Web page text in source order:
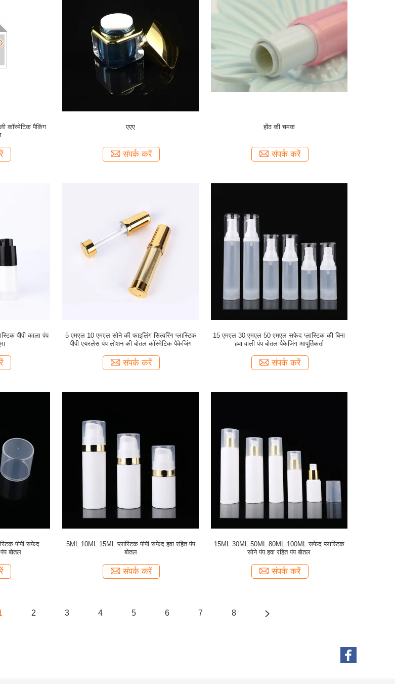
कॉस्मेटिक पैकिंग
एएए
संपर्क करें
होंठ की चमक
संपर्क करें
पीपी काला पंप
5 एमएल 10 एमएल सोने की फाइलिंग सिल्वरिंग प्लास्टिक
पीपी एयरलेस पंप लोशन की बोतल कॉस्मेटिक पैकेजिंग
संपर्क करें
15 एमएल 30 एमएल 50 एमएल सफेद प्लास्टिक की बिना
हवा वाली पंप बोतल पैकेजिंग आपूर्तिकर्ता
संपर्क करें
पीपी सफेद
बोतल
5ML 10ML 15ML प्लास्टिक पीपी सफेद हवा रहित पंप
बोतल
संपर्क करें
15ML 30ML 50ML 80ML 100ML सफेद प्लास्टिक
सोने पंप हवा रहित पंप बोतल
संपर्क करें
2 3 4 5 6 7 8